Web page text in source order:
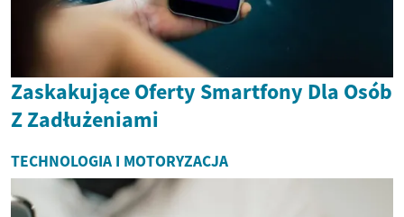
Zaskakujące Oferty Smartfony Dla Osób
Z Zadłużeniami
TECHNOLOGIA I MOTORYZACJA